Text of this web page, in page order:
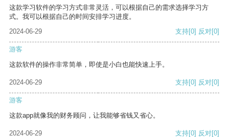
这款学习软件的学习方式非常灵活，可以根据自己的需求选择学习方
式。我可以根据自己的时间安排学习进度。
2024-06-29
支持[0] 反对[0]
游客
这款软件的操作非常简单，即使是小白也能快速上手。
2024-06-29 支持[0] 反对[0]
游客
这款app就像我的财务顾问，让我能够省钱又省心。
2024-06-29 支持[0] 反对[0]